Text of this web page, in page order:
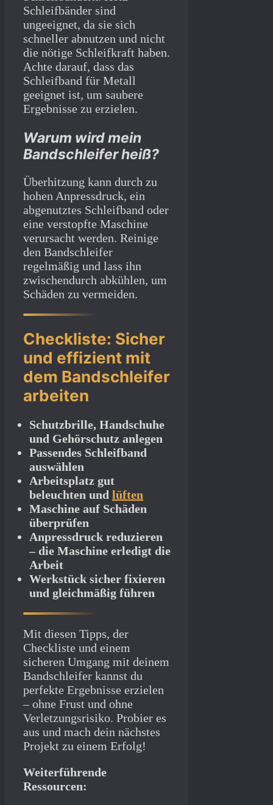
Schleifbänder sind
ungeeignet, da sie sich
schneller abnutzen und nicht
die nötige Schleifkraft haben.
Achte darauf, dass das
Schleifband für Metall
geeignet ist, um saubere
Ergebnisse zu erzielen.
Warum wird mein
Bandschleifer heiß?
Überhitzung kann durch zu
hohen Anpressdruck, ein
abgenutztes Schleifband oder
eine verstopfte Maschine
verursacht werden. Reinige
den Bandschleifer
regelmäßig und lass ihn
zwischendurch abkühlen, um
Schäden zu vermeiden.
Checkliste: Sicher
und effizient mit
dem Bandschleifer
arbeiten
Schutzbrille, Handschuhe
und Gehörschutz anlegen
Passendes Schleifband
auswählen
Arbeitsplatz gut
beleuchten und lüften
Maschine auf Schäden
überprüfen
Anpressdruck reduzieren
– die Maschine erledigt die
Arbeit
Werkstück sicher fixieren
und gleichmäßig führen
Mit diesen Tipps, der
Checkliste und einem
sicheren Umgang mit deinem
Bandschleifer kannst du
perfekte Ergebnisse erzielen
– ohne Frust und ohne
Verletzungsrisiko. Probier es
aus und mach dein nächstes
Projekt zu einem Erfolg!
Weiterführende
Ressourcen: